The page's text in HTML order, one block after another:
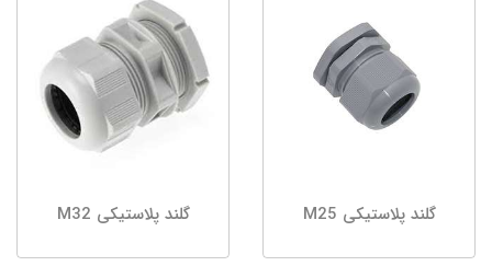
گلند پلاستیکی M25 گلند پلاستیکی M32